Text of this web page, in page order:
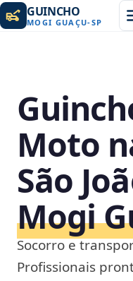
GUINCHO
MOGI GUAÇU-SP
Moto
São
Mogi
Socorro e
Profissionais